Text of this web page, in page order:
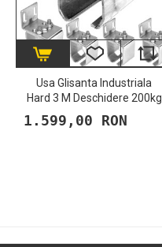
Usa Glisanta Industriala
Hard 3 M Deschidere 200kg
1.599,00 RON